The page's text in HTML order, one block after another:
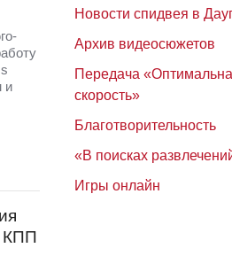
и
КПП
Новости спидвея в
Архив видеосюжетов
Передача
скорость»
Благотворительность
«В поисках
Игры онлайн